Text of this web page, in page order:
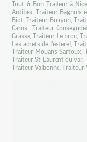
Tout & Bon Traiteur à
Antibes, Traiteur Bagnols
Biot, Traiteur Bouyon,
Caros, Traiteur
Grasse, Traiteur Le broc,
Les adrets de l'esterel,
Traiteur Mouans
Traiteur St Laurent du
Traiteur Valbonne,